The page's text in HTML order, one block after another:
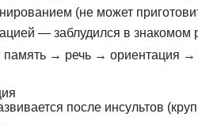
(не может
— заблудился в знакомом
память → речь → ориентация →
после инсультов